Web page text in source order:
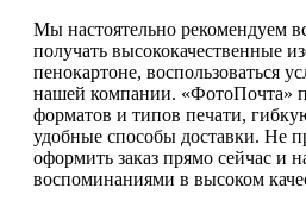
Мы настоятельно рекомендуем
получать высококачественные
пенокартоне, воспользоваться
нашей компании. «ФотоПочта»
форматов и типов печати,
удобные способы доставки. Не
оформить заказ прямо сейчас и
воспоминаниями в высоком